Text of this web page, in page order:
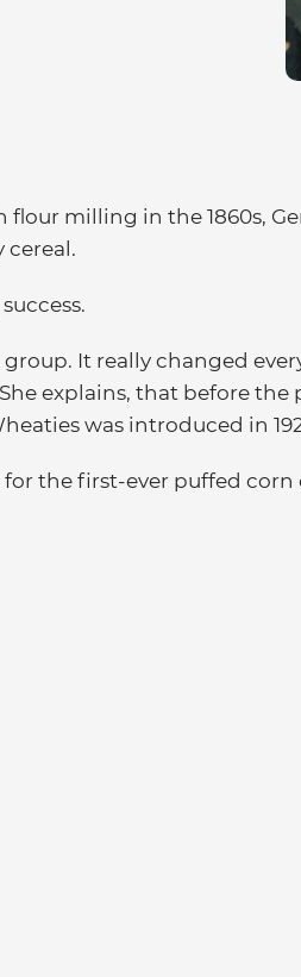
milling in the 1860s,
cereal.
It really changed
explains, that before
was introduced in
the first-ever puffed corn